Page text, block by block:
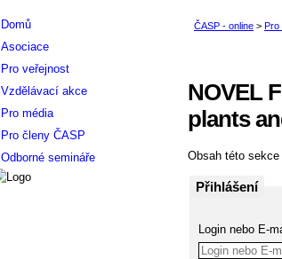
NOVEL
plants
Obsah této
Přihlášení
Login nebo E-
Domů
Asociace
Pro veřejnost
Vzdělávací akce
Pro média
Pro členy ČASP
Odborné semináře